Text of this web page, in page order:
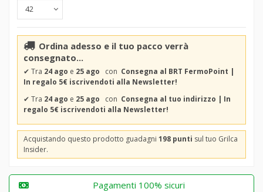
Ordina adesso e il tuo pacco verrà
consegnato...
✔ Tra 24 ago e 25 ago con Consegna al BRT FermoPoint |
In regalo 5€ iscrivendoti alla Newsletter!
✔ Tra 24 ago e 25 ago con Consegna al tuo indirizzo | In
regalo 5€ iscrivendoti alla Newsletter!
Acquistando questo prodotto guadagni 198 punti sul tuo Grilca
Insider.
Pagamenti 100% sicuri